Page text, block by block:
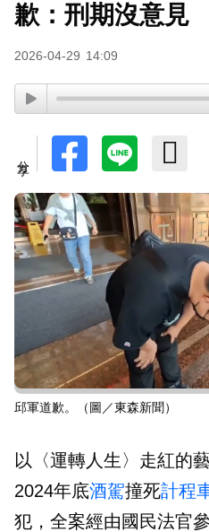
歉：刑期沒意見
2026-04-29 14:09
邱軍道歉。（圖／東森新聞）
以〈運轉人生〉走紅的
2024年底酒駕撞死計程
犯，全案經由國民法官